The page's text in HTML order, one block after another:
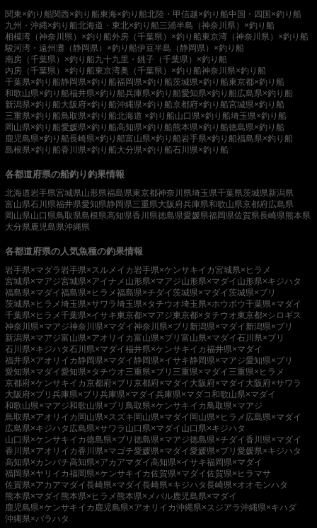
関東×釣り船関西×釣り船東海×釣り船北陸・甲信越×釣り船中国・四国×釣り船
九州・沖縄×釣り船北海道・東北×釣り船三浦半島（神奈川県）×釣り船
相模湾（神奈川県）×釣り船外房（千葉県）×釣り船東京湾（神奈川県）×釣り船
駿河湾・遠州灘（静岡県）×釣り船伊豆半島（静岡県）×釣り船
南房（千葉県）×釣り船九十九里・銚子（千葉県）×釣り船
内房（千葉県）×釣り船東京湾奥（千葉県）×釣り船神奈川県×釣り船
千葉県×釣り船静岡県×釣り船福岡県×釣り船茨城県×釣り船東京都×釣り船
和歌山県×釣り船福井県×釣り船兵庫県×釣り船愛知県×釣り船広島県×釣り船
新潟県×釣り船大阪府×釣り船沖縄県×釣り船京都府×釣り船宮城県×釣り船
三重県×釣り船鳥取県×釣り船北海道 ×釣り船山口県×釣り船埼玉県×釣り船
岡山県×釣り船愛媛県×釣り船高知県×釣り船熊本県×釣り船徳島県×釣り船
鹿児島県×釣り船長崎県×釣り船富山県×釣り船岩手県×釣り船福島県×釣り船
島根県×釣り船香川県×釣り船大分県×釣り船石川県×釣り船
各都道府県の船釣り釣果情報
北海道岩手県宮城県山形県福島県東京都神奈川県埼玉県千葉県茨城県新潟県
富山県石川県福井県愛知県静岡県三重県大阪府兵庫県和歌山県京都府広島県
岡山県山口県鳥取県島根県高知県香川県徳島県愛媛県福岡県佐賀県長崎県熊本県
大分県鹿児島県沖縄県
各都道府県の人気魚種の釣果情報
岩手県×マダラ岩手県×スルメイカ岩手県×ケンサキイカ宮城県×ヒラメ
宮城県×マアジ宮城県×アイナメ 山形県×マアジ山形県×マダイ 山形県×キジハタ
福島県×マダイ福島県×ヒラメ福島県×チダイ茨城県×マダイ茨城県×ブリ
茨城県×ヒラメ埼玉県×サワラ埼玉県×タチウオ埼玉県×ホウボウ千葉県×マダイ
千葉県×ヒラメ千葉県×イサキ東京都×マアジ東京都×タチウオ東京都×シロギス
神奈川県×マアジ神奈川県×マダイ神奈川県×ブリ 新潟県×マダイ 新潟県×ブリ
新潟県×マアジ富山県×アオリイカ富山県×ブリ 富山県×マダイ石川県×ブリ
石川県×キジハタ石川県×マダイ福井県×ケンサキイカ福井県×マダイ
福井県×アオリイカ 静岡県×マダイ 静岡県×イサキ静岡県×マアジ愛知県×ブリ
愛知県×マダイ愛知県×タチウオ三重県×ブリ 三重県×マダイ 三重県×ヒラメ
京都府×ケンサキイカ京都府×ブリ 京都府×マダイ 大阪府×マダイ 大阪府×サワラ
大阪府×ブリ 兵庫県×ブリ 兵庫県×マダイ兵庫県×マダコ和歌山県×マダイ
和歌山県×マアジ和歌山県×ブリ 鳥取県×ケンサキイカ鳥取県×マアジ
鳥取県×アオリイカ 岡山県×スズキ 岡山県×マダイ 岡山県×ヒラメ 広島県×マダイ
広島県×キジハタ 広島県×サワラ 山口県×マダイ 山口県×キジハタ
山口県×ケンサキイカ徳島県×ブリ 徳島県×マアジ徳島県×チダイ香川県×マダイ
香川県×アオリイカ香川県×マゴチ愛媛県×マダイ愛媛県×ブリ 愛媛県×キジハタ
高知県×カンパチ高知県×アカアマダイ高知県×イサキ福岡県×マダイ
福岡県×ヤリイカ福岡県×ケンサキイカ佐賀県×マダイ佐賀県×ヒラマサ
佐賀県×アカアマダイ長崎県×マダイ長崎県×キジハタ長崎県×オオモンハタ
熊本県×マダイ 熊本県×ヒラメ 熊本県×メバル鹿児島県×マダイ
鹿児島県×ケンサキイカ 鹿児島県×アオリイカ沖縄県×スジアラ沖縄県×キハダ
沖縄県×バラハタ